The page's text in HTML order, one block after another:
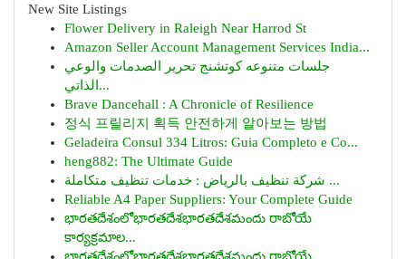
New Site Listings
Flower Delivery in Raleigh Near Harrod St
Amazon Seller Account Management Services India...
جلسات متنوعه كوتشنج تحرير الصدمات والوعي
الذاتي...
Brave Dancehall : A Chronicle of Resilience
정식 프릴리지 획득 안전하게 알아보는 방법
Geladeira Consul 334 Litros: Guia Completo e Co...
heng882: The Ultimate Guide
شركة تنظيف بالرياض : خدمات تنظيف متكاملة ...
Reliable A4 Paper Suppliers: Your Complete Guide
భారతదేశంలోభారతదేశభారతదేశమందు రాబోయే
కార్యక్రమాల...